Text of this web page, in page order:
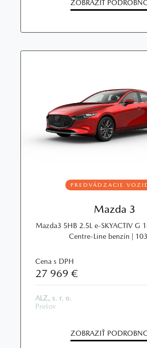
ZOBRAZIŤ
PREDVÁDZACIE
Mazda 3
Mazda3 5HB 2.5L e-SKYACTIV G
Centre-Line benzín |
Cena s DPH
27 969 €
ALZ, s. r. o.
Prešov
ZOBRAZIŤ